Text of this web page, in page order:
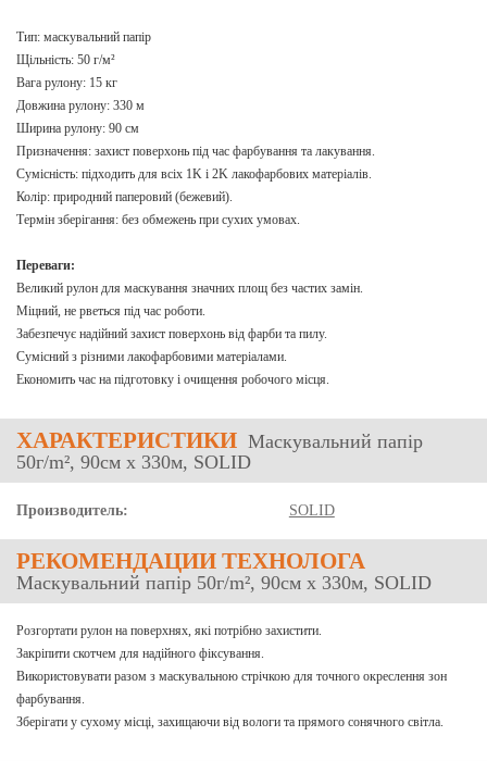
Тип: маскувальний папір
Щільність: 50 г/м²
Вага рулону: 15 кг
Довжина рулону: 330 м
Ширина рулону: 90 см
Призначення: захист поверхонь під час фарбування та лакування.
Сумісність: підходить для всіх 1K і 2K лакофарбових матеріалів.
Колір: природний паперовий (бежевий).
Термін зберігання: без обмежень при сухих умовах.
Переваги:
Великий рулон для маскування значних площ без частих замін.
Міцний, не рветься під час роботи.
Забезпечує надійний захист поверхонь від фарби та пилу.
Сумісний з різними лакофарбовими матеріалами.
Економить час на підготовку і очищення робочого місця.
ХАРАКТЕРИСТИКИ Маскувальний папір
50г/m², 90см х 330м, SOLID
Производитель: SOLID
РЕКОМЕНДАЦИИ ТЕХНОЛОГА
Маскувальний папір 50г/m², 90см х 330м, SOLID
Розгортати рулон на поверхнях, які потрібно захистити.
Закріпити скотчем для надійного фіксування.
Використовувати разом з маскувальною стрічкою для точного окреслення зон
фарбування.
Зберігати у сухому місці, захищаючи від вологи та прямого сонячного світла.